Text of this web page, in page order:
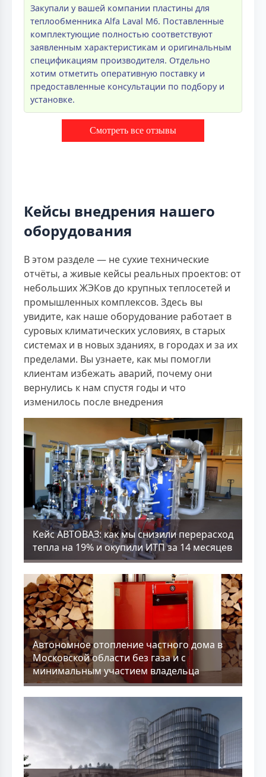
Закупали у вашей компании пластины для
теплообменника Alfa Laval M6. Поставленные
комплектующие полностью соответствуют
заявленным характеристикам и оригинальным
спецификациям производителя. Отдельно
хотим отметить оперативную поставку и
предоставленные консультации по подбору и
установке.
Смотреть все отзывы
Кейсы внедрения нашего
оборудования
В этом разделе — не сухие технические
отчёты, а живые кейсы реальных проектов: от
небольших ЖЭКов до крупных теплосетей и
промышленных комплексов. Здесь вы
увидите, как наше оборудование работает в
суровых климатических условиях, в старых
системах и в новых зданиях, в городах и за их
пределами. Вы узнаете, как мы помогли
клиентам избежать аварий, почему они
вернулись к нам спустя годы и что
изменилось после внедрения
Кейс АВТОВАЗ: как мы снизили перерасход
тепла на 19% и окупили ИТП за 14 месяцев
Aвтономное отопление частного дома в
Московской области без газа и с
минимальным участием владельца